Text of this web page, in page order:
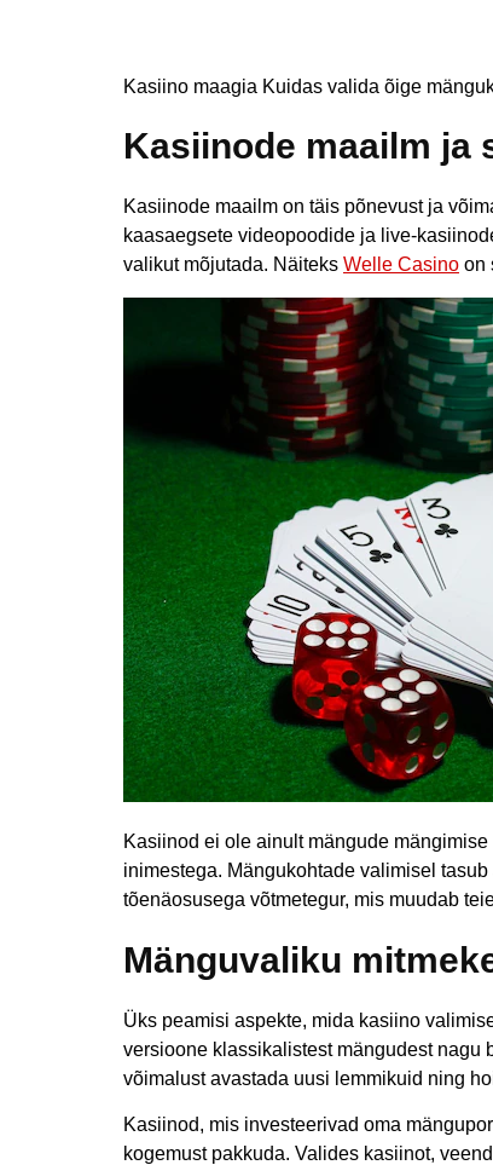
Kasiino maagia Kuidas valida õige
Kasiinode maailm ja
Kasiinode maailm on täis põnevust ja
kaasaegsete videopoodide ja live-
valikut mõjutada. Näiteks Welle Casino on
Kasiinod ei ole ainult mängude
inimestega. Mängukohtade valimisel
tõenäosusega võtmetegur, mis muudab
Mänguvaliku
Üks peamisi aspekte, mida kasiino
versioone klassikalistest mängudest nagu
võimalust avastada uusi lemmikuid ning
Kasiinod, mis investeerivad oma
kogemust pakkuda. Valides kasiinot,